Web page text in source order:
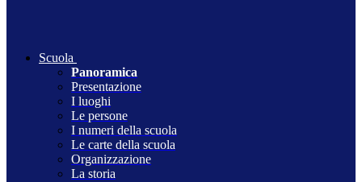
Scuola
Panoramica
Presentazione
I luoghi
Le persone
I numeri della scuola
Le carte della scuola
Organizzazione
La storia